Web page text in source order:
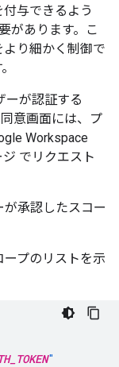
与できるよう
があります。こ
り細かく制御で
ーが認証する
意画面には、プ
Workspace
ジ でリクエスト
承認したスコー
プのリストを示
"